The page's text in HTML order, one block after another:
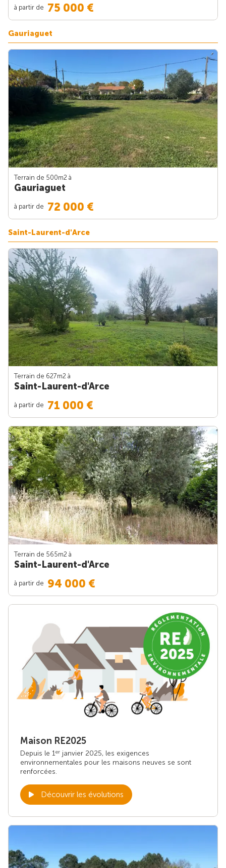
à partir de 75 000 €
Gauriaguet
Terrain de 500m2 à
Gauriaguet
à partir de 72 000 €
Saint-Laurent-d'Arce
Terrain de 627m2 à
Saint-Laurent-d'Arce
à partir de 71 000 €
Terrain de 565m2 à
Saint-Laurent-d'Arce
à partir de 94 000 €
Maison RE2025
Depuis le 1er janvier 2025, les exigences
environnementales pour les maisons neuves se sont
renforcées.
Découvrir les évolutions